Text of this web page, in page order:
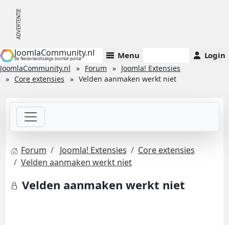
JoomlaCommunity.nl
de Nederlandstalige Joomla!-portal Menu Login
JoomlaCommunity.nl Forum
Joomla! Extensies
Core extensies
Velden aanmaken werkt niet
Forum Joomla! Extensies
Core extensies
Velden aanmaken werkt niet
Velden aanmaken werkt niet